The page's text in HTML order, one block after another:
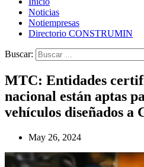
Noticias
Notiempresas
Directorio CONSTRUMIN
Buscar:
MTC: Entidades
nacional están aptas
vehículos diseñados a
May 26, 2024